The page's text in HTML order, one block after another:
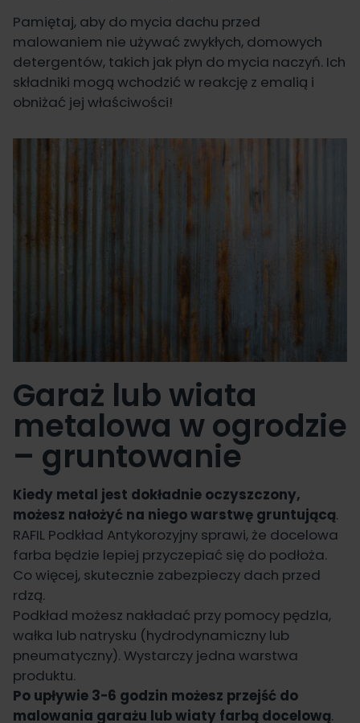
Pamiętaj, aby do mycia dachu przed
malowaniem nie używać zwykłych, domowych
detergentów, takich jak płyn do mycia naczyń. Ich
składniki mogą wchodzić w reakcję z emalią i
obniżać jej właściwości!
Garaż lub wiata
metalowa w ogrodzie
– gruntowanie
Kiedy metal jest dokładnie oczyszczony,
możesz nałożyć na niego warstwę gruntującą.
RAFIL Podkład Antykorozyjny sprawi, że docelowa
farba będzie lepiej przyczepiać się do podłoża.
Co więcej, skutecznie zabezpieczy dach przed
rdzą.
Podkład możesz nakładać przy pomocy pędzla,
wałka lub natrysku (hydrodynamiczny lub
pneumatyczny). Wystarczy jedna warstwa
produktu.
Po upływie 3-6 godzin możesz przejść do
malowania garażu lub wiaty farbą docelową.